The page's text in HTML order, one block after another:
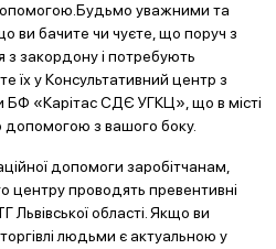
уважними та
ви бачите чи чуєте, що поруч з
з закордону і потребують
їх у Консультативний центр з
БФ «Карітас СДЄ УГКЦ», що в місті
допомогою з вашого боку.
допомоги заробітчанам,
центру проводять превентивні
Львівської області. Якщо ви
людьми є актуальною у